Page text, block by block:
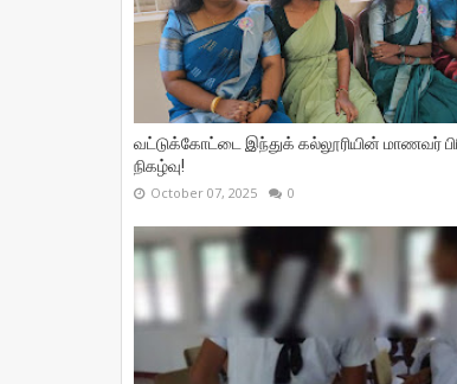
வட்டுக்கோட்டை இந்துக் கல்லூரியின் மாணவர்
நிகழ்வு!
October 07, 2025 0